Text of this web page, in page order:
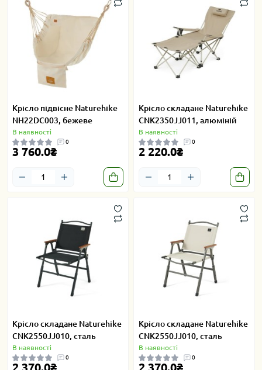
Крісло підвісне Naturehike
NH22DC003, бежеве
В наявності
0
3 760.0₴
Крісло складане Naturehike
CNK2350JJ011, алюміній
В наявності
0
2 220.0₴
Крісло складане Naturehike
CNK2550JJ010, сталь
В наявності
0
Крісло складане Naturehike
CNK2550JJ010, сталь
В наявності
0